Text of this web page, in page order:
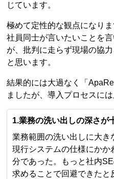
じています。
極めて定性的な観点になり
社員同士が言いたいことを
が、批判に走らず現場の協
と思います。
結果的には大過なく「
ましたが、導入プロセスに
1.業務の洗い出しの深さが
業務範囲の洗い出しに大き
現行システムの仕様にか
分であった。もっと社内
求めることで回避できたと